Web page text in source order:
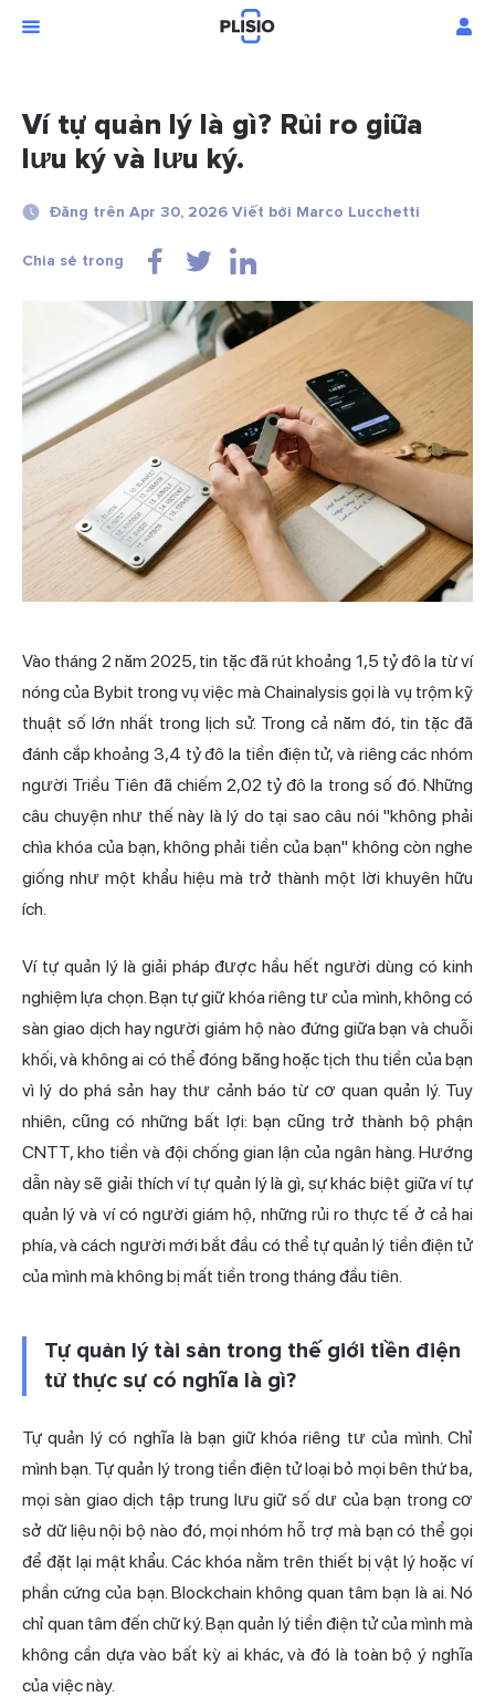
Ví tự quản lý là gì? Rủi ro giữa
lưu ký và lưu ký.
Đăng trên Apr 30, 2026 Viết bởi Marco Lucchetti
Chia sẻ trong
Vào tháng 2 năm 2025, tin tặc đã rút khoảng 1,5 tỷ đô la từ ví
nóng của Bybit trong vụ việc mà Chainalysis gọi là vụ trộm kỹ
thuật số lớn nhất trong lịch sử. Trong cả năm đó, tin tặc đã
đánh cắp khoảng 3,4 tỷ đô la tiền điện tử, và riêng các nhóm
người Triều Tiên đã chiếm 2,02 tỷ đô la trong số đó. Những
câu chuyện như thế này là lý do tại sao câu nói "không phải
chìa khóa của bạn, không phải tiền của bạn" không còn nghe
giống như một khẩu hiệu mà trở thành một lời khuyên hữu
ích.
Ví tự quản lý là giải pháp được hầu hết người dùng có kinh
nghiệm lựa chọn. Bạn tự giữ khóa riêng tưcủa mình, không có
sàn giao dịch hay người giám hộ nào đứng giữa bạn và chuỗi
khối, và không ai có thể đóng băng hoặc tịch thu tiền của bạn
vì lý do phá sản hay thư cảnh báo từ cơ quan quản lý. Tuy
nhiên, cũng có những bất lợi: bạn cũng trở thành bộ phận
CNTT, kho tiền và đội chống gian lận của ngân hàng. Hướng
dẫn này sẽ giải thích ví tự quản lý là gì, sự khác biệt giữa ví tự
quản lý và ví có người giám hộ, những rủi ro thực tế ở cả hai
phía, và cách người mới bắt đầu có thể tự quản lý tiền điện tử
của mình mà không bị mất tiền trong tháng đầu tiên.
Tự quản lý tài sản trong thế giới tiền điện
tử thực sự có nghĩa là gì?
Tự quản lý có nghĩa là bạn giữ khóa riêng tư của mình. Chỉ
mình bạn. Tự quản lý trong tiền điện tử loại bỏ mọi bên thứ ba,
mọi sàn giao dịch tập trung lưu giữ số dư của bạn trong cơ
sở dữ liệu nội bộ nào đó, mọi nhóm hỗ trợ mà bạn có thể gọi
để đặt lại mật khẩu. Các khóa nằm trên thiết bị vật lý hoặc ví
phần cứng của bạn. Blockchain không quan tâm bạn là ai. Nó
chỉ quan tâm đến chữ ký. Bạn quản lý tiền điện tử của mình mà
không cần dựa vào bất kỳ ai khác, và đó là toàn bộ ý nghĩa
của việc này.